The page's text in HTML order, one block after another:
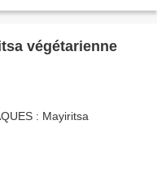
végétarienne